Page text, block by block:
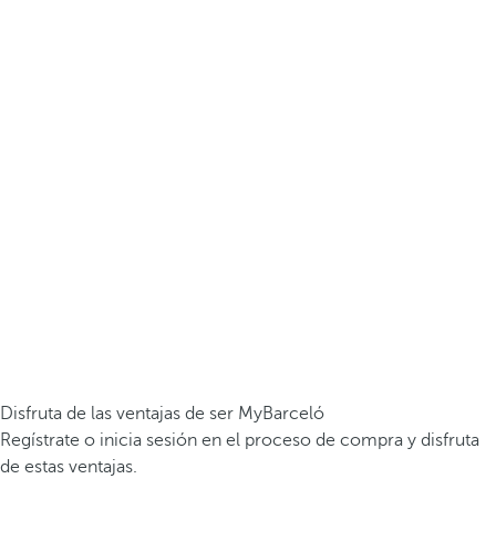
Disfruta de las ventajas de ser MyBarceló
Regístrate o inicia sesión en el proceso de compra y disfruta
de estas ventajas.